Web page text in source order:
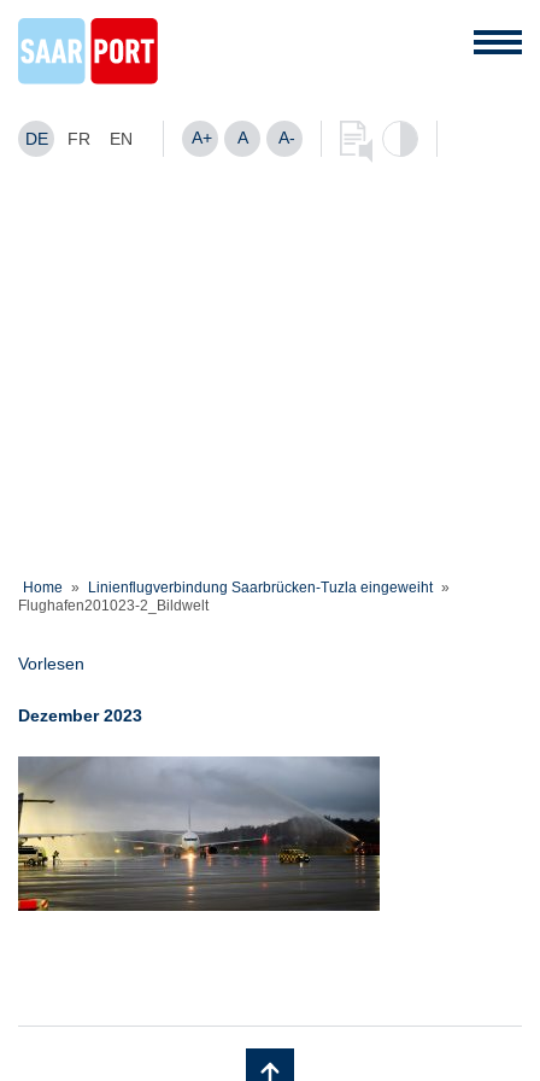
DE FR EN A+ A A-
Home » Linienflugverbindung Saarbrücken-Tuzla eingeweiht »
Flughafen201023-2_Bildwelt
Vorlesen
Dezember 2023